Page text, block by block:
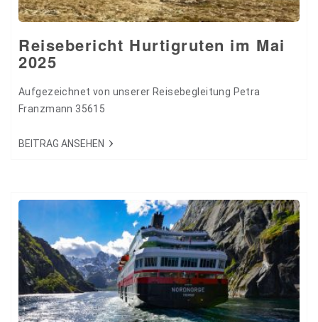
Reisebericht Hurtigruten im Mai
2025
Aufgezeichnet von unserer Reisebegleitung Petra
Franzmann 35615
BEITRAG ANSEHEN